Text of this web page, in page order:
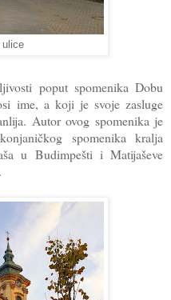
ulice
poput spomenika Dobu
ime, a koji je svoje zasluge
Autor ovog spomenika je
spomenika kralja
u Budimpešti i Matijaševe